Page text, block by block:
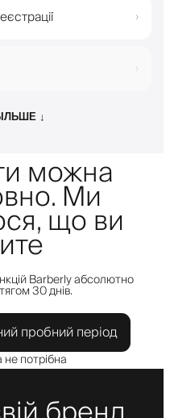
›
›
↓
можна
Ми
що ви
Barberly абсолютно
30 днів.
пробний період
потрібна